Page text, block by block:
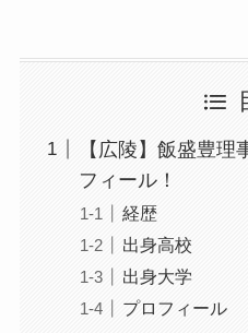
【広陵】飯盛豊理
フィール！
経歴
出身高校
出身大学
プロフィール